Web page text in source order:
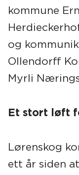
kommune
og
Ollendorff
Myrli
Et stort løft
Lørenskog
ett år siden